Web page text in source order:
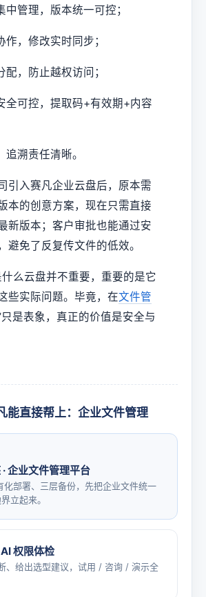
中管理，版本统一可控；
作，修改实时同步；
配，防止越权访问；
全可控，提取码+有效期+内容
追溯责任清晰。
引入赛凡企业云盘后，原本需
本的创意方案，现在只需直接
新版本；客户审批也能通过安
避免了反复传文件的低效。
么云盘并不重要，重要的是它
些实际问题。毕竟，在文件管
只是表象，真正的价值是安全与
能直接帮上：企业文件管理
企业文件管理平台
化部署、三层备份，先把企业文件统一
立起来。
权限体检
、给出选型建议，试用 / 咨询 / 演示全